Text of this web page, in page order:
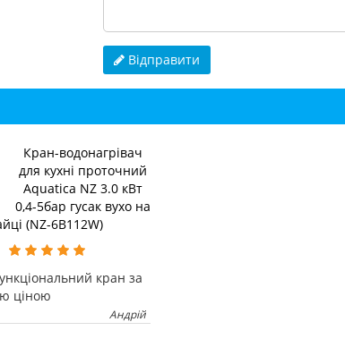
Відправити
Кран-водонагрівач
для кухні проточний
Aquatica NZ 3.0 кВт
0,4-5бар гусак вухо на
(NZ-6B112W)
кран за
ціною
Андрій